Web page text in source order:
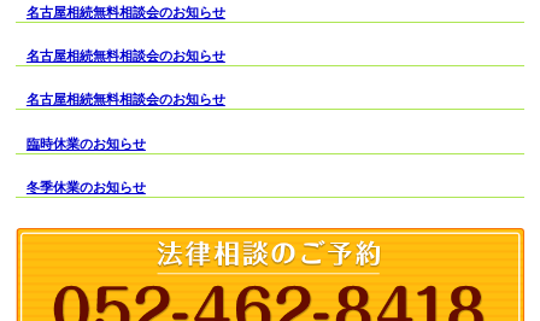
名古屋相続無料相談会のお知らせ
名古屋相続無料相談会のお知らせ
名古屋相続無料相談会のお知らせ
臨時休業のお知らせ
冬季休業のお知らせ